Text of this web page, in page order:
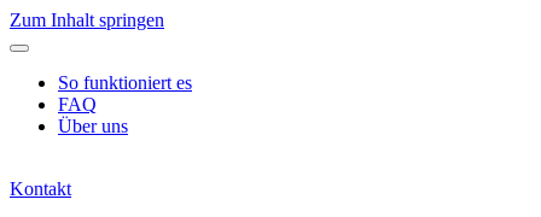
Zum Inhalt springen
So funktioniert es
FAQ
Über uns
Kontakt